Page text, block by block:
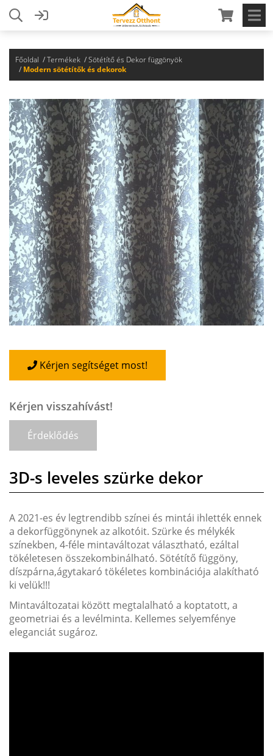
Főoldal Termékek
Sötétítő és Dekor függönyök
Modern sötétítők és dekorok
Kérjen segítséget most!
Kérjen visszahívást!
Érdeklődés
3D-s leveles szürke dekor
A 2021-es év legtrendibb színei és mintái ihlették ennek
a dekorfüggönynek az alkotóit. Szürke és mélykék
színekben, 4-féle mintaváltozat választható, ezáltal
tökéletesen összekombinálható. Sötétítő függöny,
díszpárna,ágytakaró tökéletes kombinációja alakítható
ki velük!!!
Mintaváltozatai között megtalalható a koptatott, a
geometriai és a levélminta. Kellemes selyemfénye
eleganciát sugároz.